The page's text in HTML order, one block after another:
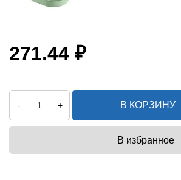
271.44 ₽
- + В КОРЗИНУ